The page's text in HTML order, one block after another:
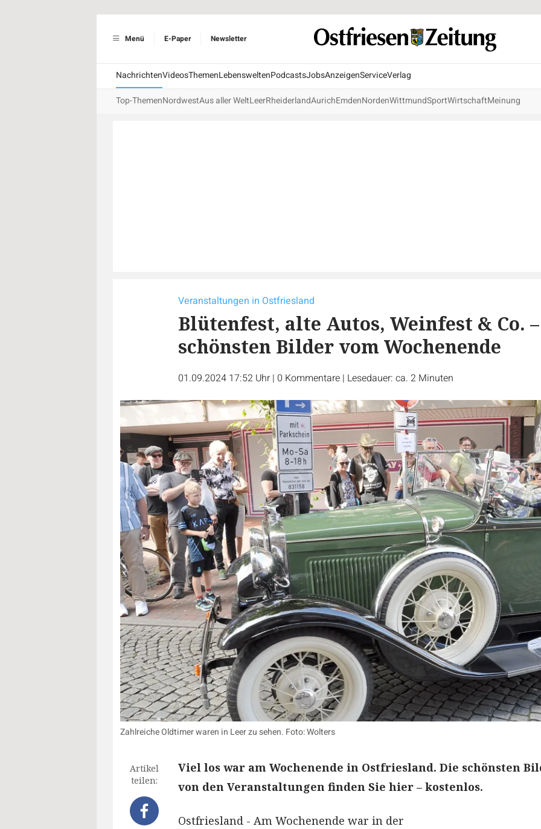
Menü E-Paper Newsletter
NachrichtenVideosThemenLebensweltenPodcastsJobsAnzeigenServiceVerlag
Top-ThemenNordwestAus aller WeltLeerRheiderlandAurichEmdenNordenWittmundSportWirtschaftMeinung
Veranstaltungen in Ostfriesland
Blütenfest, alte Autos, Weinfest & Co.
schönsten Bilder vom Wochenende
01.09.2024 17:52 Uhr | 0 Kommentare | Lesedauer: ca. 2 Minuten
Zahlreiche Oldtimer waren in Leer zu sehen. Foto: Wolters
Artikel
teilen:
Viel los war am Wochenende in Ostfriesland. Die schönsten
von den Veranstaltungen finden Sie hier – kostenlos.
Ostfriesland - Am Wochenende war in der